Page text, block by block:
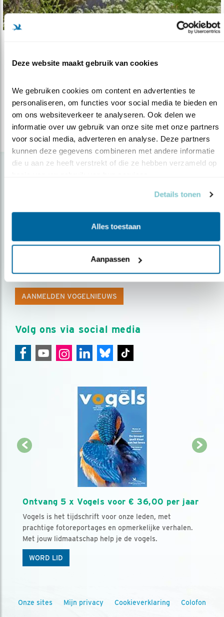
Deze website maakt gebruik van cookies
We gebruiken cookies om content en advertenties te
personaliseren, om functies voor social media te bieden en
om ons websiteverkeer te analyseren. Ook delen we
informatie over uw gebruik van onze site met onze partners
voor social media, adverteren en analyse. Deze partners
kunnen deze gegevens combineren met andere informatie
die u aan ze heeft verstrekt of die ze hebben verzameld op
Details tonen
Alles toestaan
Aanpassen
Een pril voorjaar langs de Swalm
Groenewoud aan de Swalm.
lees meer
Op de hoogte blijven?
Meld je aan en ontvang nieuws, inspiratie, acties en tips
AANMELDEN VOGELNIEUWS
Volg ons via social media
Ontvang 5 x Vogels voor € 36,00 per jaar
Vogels is het tijdschrift voor onze leden, met
prachtige fotoreportages en opmerkelijke verhalen.
Met jouw lidmaatschap help je de vogels.
WORD LID
Onze sites Mijn privacy Cookieverklaring Colofon